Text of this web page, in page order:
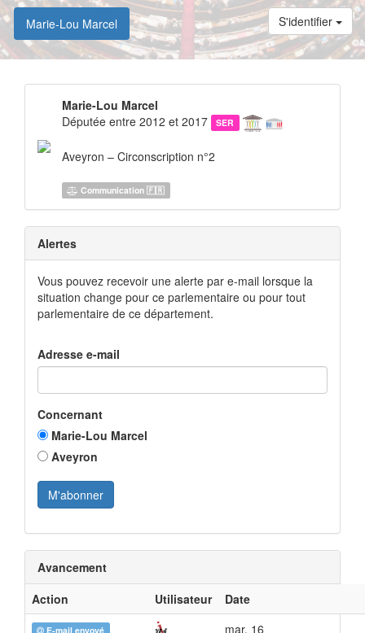
Marie-Lou Marcel
S'identifier
Marie-Lou Marcel
Députée entre 2012 et 2017
SER
Aveyron – Circonscription n°2
Communication 🇫🇷
Alertes
Vous pouvez recevoir une alerte par e-mail lorsque la
situation change pour ce parlementaire ou pour tout
parlementaire de ce département.
Adresse e-mail
Concernant
Marie-Lou Marcel
Aveyron
Avancement
Action
Utilisateur Date
E-mail envoyé
mar. 16